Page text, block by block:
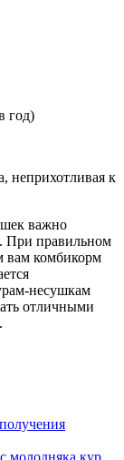
год)
неприхотливая к
важно
При правильном
вам комбикорм
несушкам
отличными